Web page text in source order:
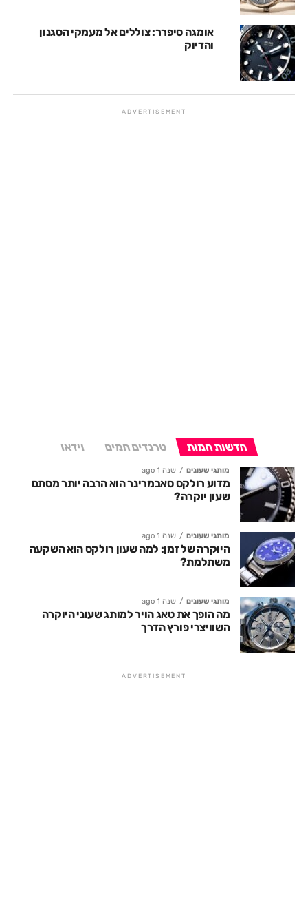
אומגה סיפרר: צוללים אל מעמקי הסגנון
והדיוק
ADVERTISEMENT
חדשות חמות טרנדים חמים וידאו
מותגי שעונים שנה 1 ago
מדוע רולקס סאבמרינר הוא הרבה יותר מסתם
שעון יוקרה?
מותגי שעונים שנה 1 ago
היוקרה של זמן: למה שעון רולקס הוא השקעה
משתלמת?
מותגי שעונים שנה 1 ago
מה הופך את טאג הויר למותג שעוני היוקרה
השוויצרי פורץ הדרך
ADVERTISEMENT